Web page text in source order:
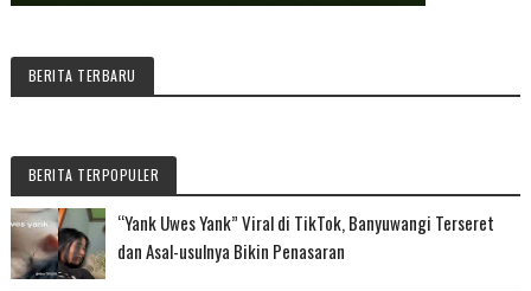
BERITA TERBARU
BERITA TERPOPULER
“Yank Uwes Yank” Viral di TikTok, Banyuwangi Terseret
dan Asal-usulnya Bikin Penasaran